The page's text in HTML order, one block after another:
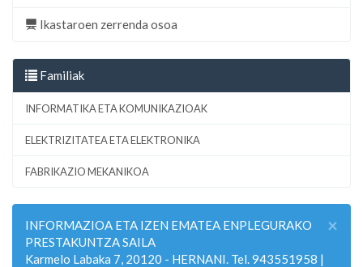
Ikastaroen zerrenda osoa
Familiak
INFORMATIKA ETA KOMUNIKAZIOAK
ELEKTRIZITATEA ETA ELEKTRONIKA
FABRIKAZIO MEKANIKOA
×
INFORMAZIOA ETA IZEN EMATEA ENPLEGURAKO
PRESTAKUNTZA SAILA
Karmelo Labaka 7, 20120 - HERNANI. Tel. 943551958 |